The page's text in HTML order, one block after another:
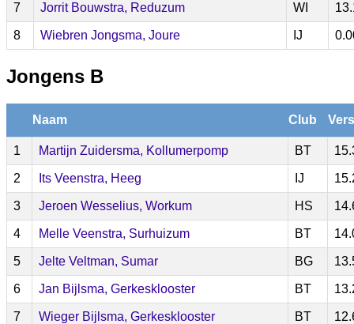
7 Jorrit Bouwstra, Reduzum WI
8 Wiebren Jongsma, Joure IJ
Jongens B
Naam Club
1 Martijn Zuidersma, Kollumerpomp BT
2 Its Veenstra, Heeg IJ
3 Jeroen Wesselius, Workum HS
4 Melle Veenstra, Surhuizum BT
5 Jelte Veltman, Sumar BG
6 Jan Bijlsma, Gerkesklooster BT
7 Wieger Bijlsma, Gerkesklooster BT